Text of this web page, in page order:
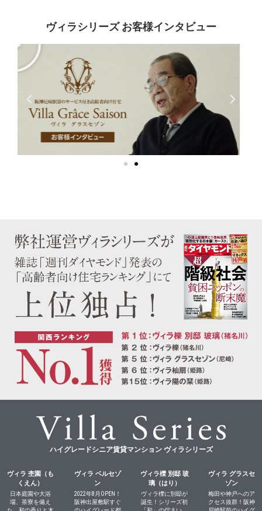
ヴィラシリーズ お客様インタビュー
ハイグレードシニア賃貸マンション ヴィラシリーズ
ヴィラ 杢園（も
くえん）
日本庭園や大浴
場、茶寮を備え
ヴィラ ベルセゾ
ン
2022年8月OPEN！
阪神出屋敷駅すぐ
ヴィラ櫟 別邸 玻
璃（はり）
ヴィラ櫟に別邸が
誕生！シリーズ初
ヴィラ グラスセ
ゾン
梅田や神戸へのア
クセス抜群！阪神